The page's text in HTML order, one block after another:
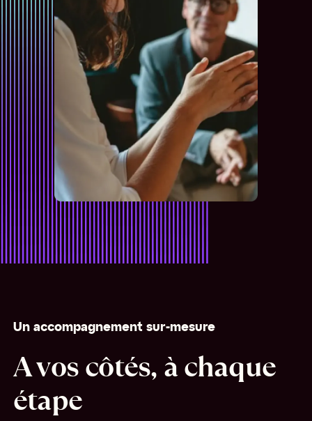
Un accompagnement sur-mesure
A vos côtés, à chaque
étape